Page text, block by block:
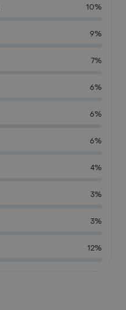
10%
9%
7%
6%
6%
6%
4%
3%
3%
12%